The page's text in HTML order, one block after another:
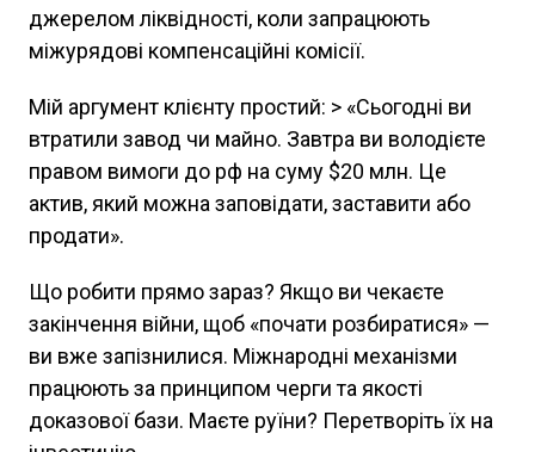
джерелом ліквідності, коли запрацюють
міжурядові компенсаційні комісії.
Мій аргумент клієнту простий: > «Сьогодні ви
втратили завод чи майно. Завтра ви володієте
правом вимоги до рф на суму $20 млн. Це
актив, який можна заповідати, заставити або
продати».
Що робити прямо зараз? Якщо ви чекаєте
закінчення війни, щоб «почати розбиратися» —
ви вже запізнилися. Міжнародні механізми
працюють за принципом черги та якості
доказової бази. Маєте руїни? Перетворіть їх на